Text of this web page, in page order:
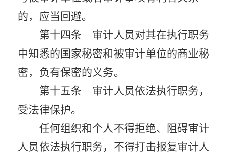
的，应当回避。
第十四条 审计人员对其在执行职务
中知悉的国家秘密和被审计单位的商业秘
密，负有保密的义务。
第十五条 审计人员依法执行职务，
受法律保护。
任何组织和个人不得拒绝、阻碍审计
人员依法执行职务，不得打击报复审计人